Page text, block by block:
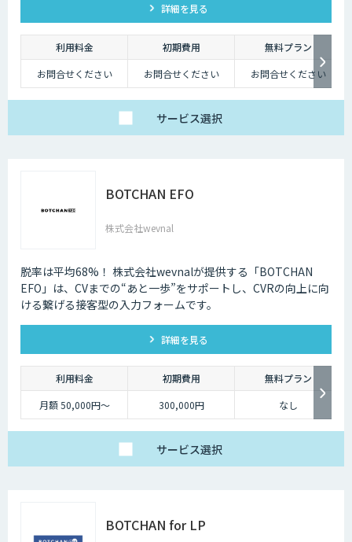
詳細を見る
利用料金 初期費用
無料プラン
お問合せください
お問合せください お問合せください
サービス選択
BOTCHAN EFO
株式会社wevnal
脱率は平均68%！ 株式会社wevnalが提供する「BOTCHAN
EFO」は、CVまでの“あと一歩”をサポートし、CVRの向上に向
ける繋げる接客型の入力フォームです。
詳細を見る
利用料金 初期費用
無料プラン
月額 50,000円～
300,000円 なし
サービス選択
BOTCHAN for LP